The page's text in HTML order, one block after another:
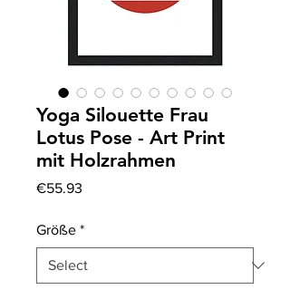
Yoga Silouette Frau
Lotus Pose - Art Print
mit Holzrahmen
€55.93
Größe *